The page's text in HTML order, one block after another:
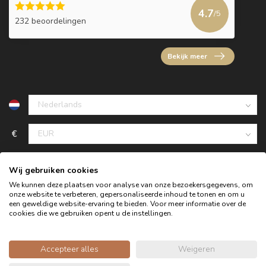
232 beoordelingen
4.7/5
Bekijk meer
€
Wij gebruiken cookies
We kunnen deze plaatsen voor analyse van onze bezoekersgegevens, om
onze website te verbeteren, gepersonaliseerde inhoud te tonen en om u
een geweldige website-ervaring te bieden. Voor meer informatie over de
cookies die we gebruiken opent u de instellingen.
Accepteer alles Weigeren